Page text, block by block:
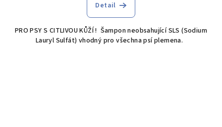
Detail
PRO PSY S CITLIVOU KŮŽÍ ! Šampon neobsahující SLS (Sodium
Lauryl Sulfát) vhodný pro všechna psí plemena.